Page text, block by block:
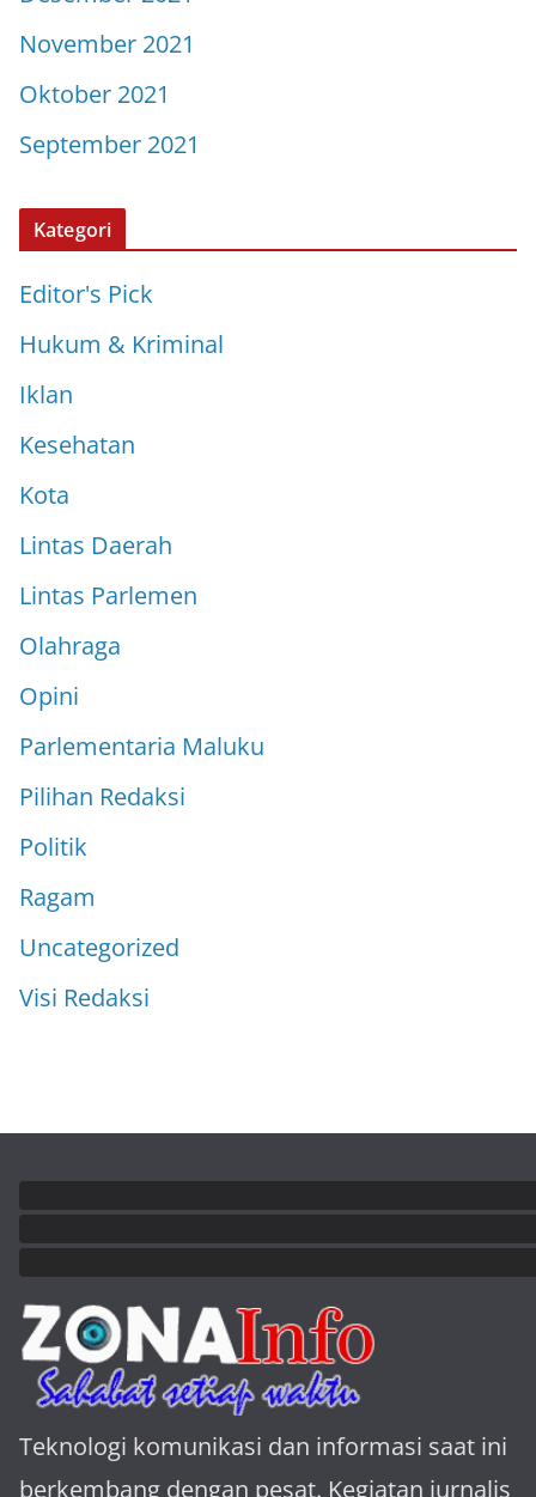
November 2021
Oktober 2021
September 2021
Kategori
Editor's Pick
Hukum & Kriminal
Iklan
Kesehatan
Kota
Lintas Daerah
Lintas Parlemen
Olahraga
Opini
Parlementaria Maluku
Pilihan Redaksi
Politik
Ragam
Uncategorized
Visi Redaksi
Teknologi komunikasi dan informasi saat ini
berkembang dengan pesat. Kegiatan jurnalis